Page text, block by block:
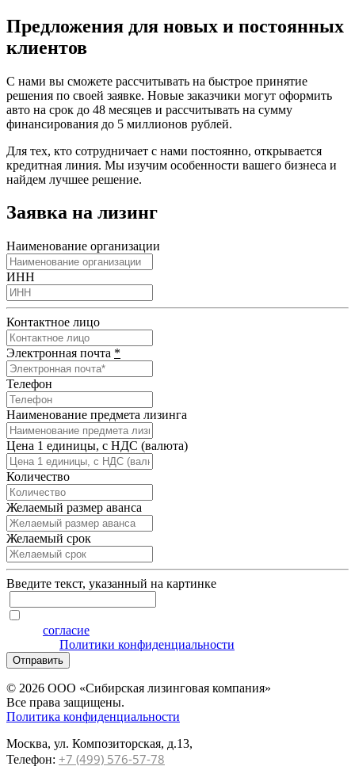
Предложения для новых и постоянных
клиентов
С нами вы сможете рассчитывать на быстрое принятие
решения по своей заявке. Новые заказчики могут оформить
авто на срок до 48 месяцев и рассчитывать на сумму
финансирования до 5 миллионов рублей.
Для тех, кто сотрудничает с нами постоянно, открывается
кредитная линия. Мы изучим особенности вашего бизнеса и
найдем лучшее решение.
Заявка на лизинг
Наименование организации
ИНН
Контактное лицо
Электронная почта *
Телефон
Наименование предмета лизинга
Цена 1 единицы, с НДС (валюта)
Количество
Желаемый размер аванса
Желаемый срок
Введите текcт, указанный на картинке
согласие
Политики конфиденциальности
Отправить
© 2026 ООО «Сибирская лизинговая компания»
Все права защищены.
Политика конфиденциальности
Москва, ул. Композиторская, д.13,
Телефон: +7 (499) 576-57-78